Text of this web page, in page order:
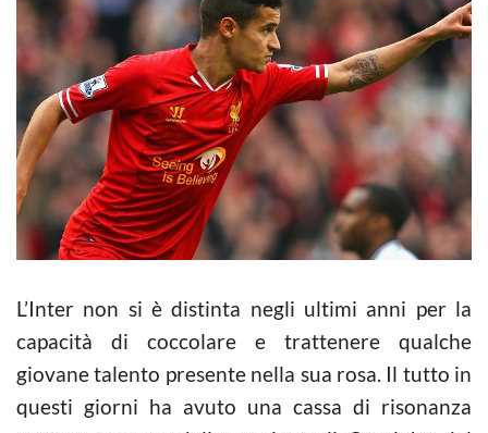
L’Inter non si è distinta negli ultimi anni per la
capacità di coccolare e trattenere qualche
giovane talento presente nella sua rosa. Il tutto in
questi giorni ha avuto una cassa di risonanza